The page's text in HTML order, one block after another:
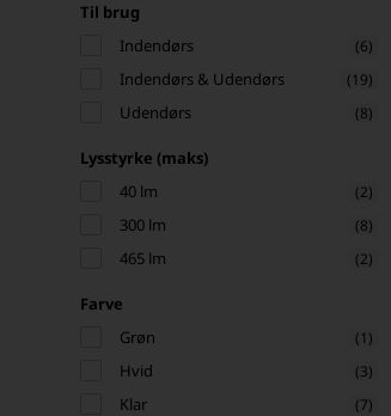
Til brug
Indendørs
(6)
Indendørs & Udendørs (19)
Udendørs (8)
Lysstyrke (maks)
40 lm
(2)
300 lm (8)
465 lm (2)
Farve
Grøn
(1)
Hvid (3)
Klar (7)